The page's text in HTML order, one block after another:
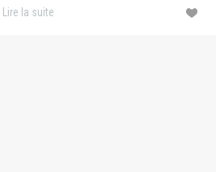
Lire la suite